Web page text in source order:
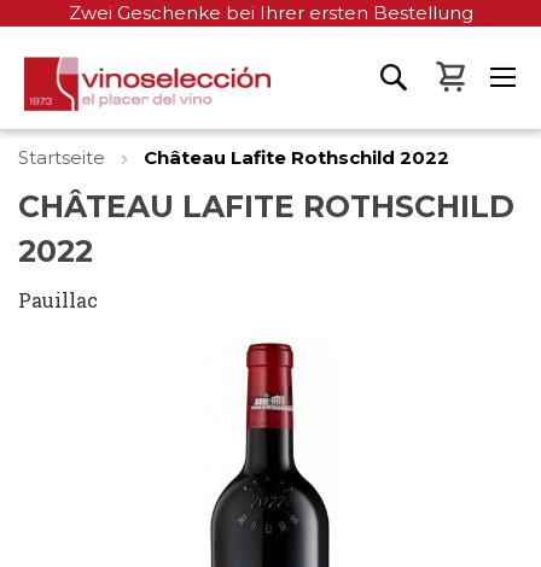
Zwei Geschenke bei Ihrer ersten Bestellung
Mein
Startseite Château Lafite Rothschild 2022
CHÂTEAU LAFITE ROTHSCHILD
2022
Pauillac